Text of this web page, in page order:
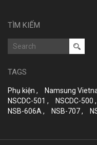
TÌM KIẾM
TAGS
Phụ kiện , Namsung
NSCDC-501 ,
NSCDC-500 ,
NSB-606A ,
NSB-707 ,